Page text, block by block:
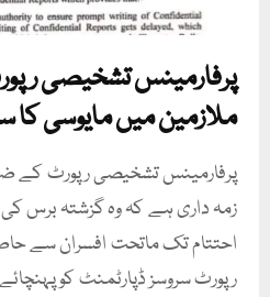
پرفارمینس تشخیصی
ملازمین میں مایوسی
پرفارمینس تشخیصی رپورٹ کے
زمہ داری ہے کہ وہ گزشتہ برس
احتتام تک ماتحت افسران سے
رپورٹ سروسز ڈپارٹمنٹ کو